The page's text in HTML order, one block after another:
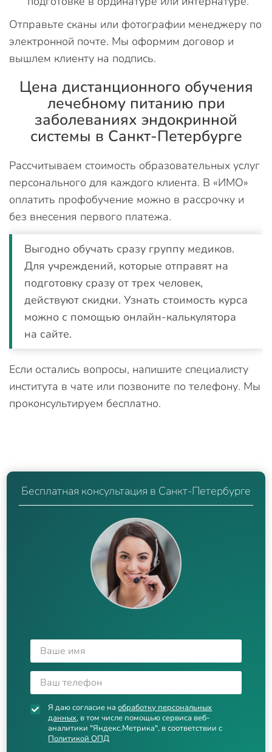
Отправьте сканы или фотографии менеджеру по
электронной почте. Мы оформим договор и
вышлем клиенту на подпись.
Цена дистанционного обучения
лечебному питанию при
заболеваниях эндокринной
системы в Санкт-Петербурге
Рассчитываем стоимость образовательных услуг
персонального для каждого клиента. В «ИМО»
оплатить профобучение можно в рассрочку и
без внесения первого платежа.
Выгодно обучать сразу группу медиков.
Для учреждений, которые отправят на
подготовку сразу от трех человек,
действуют скидки. Узнать стоимость курса
можно с помощью онлайн-калькулятора
на сайте.
Если остались вопросы, напишите специалисту
института в чате или позвоните по телефону. Мы
проконсультируем бесплатно.
Бесплатная консультация в Санкт-Петербурге
Я даю согласие наобработку персональных
данных, в том числе помощью сервиса веб-
аналитики "Яндекс.Метрика", в соответствии с
Политикой ОПД